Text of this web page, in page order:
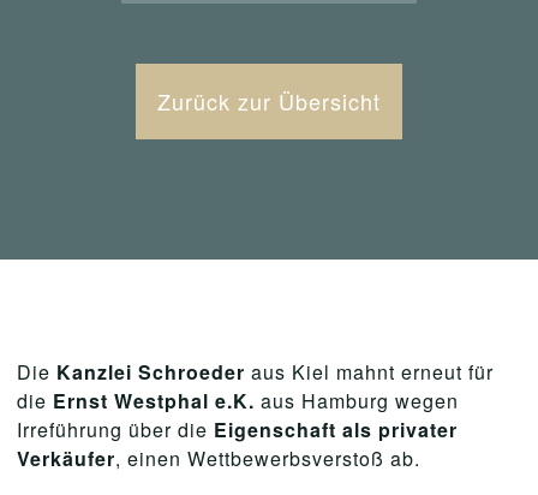
Zurück zur Übersicht
Die Kanzlei Schroeder aus Kiel mahnt erneut für
die Ernst Westphal e.K. aus Hamburg wegen
Irreführung über die Eigenschaft als privater
Verkäufer, einen Wettbewerbsverstoß ab.